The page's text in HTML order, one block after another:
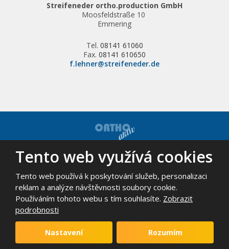
Streifeneder ortho.production GmbH
Moosfeldstraße 10
Emmering
Tel. 08141 61060
Fax. 08141 610650
f.lehner@streifeneder.de
© 2026, ORTHO-AKTIV, spol. s r.o. - všechna práva vyhrazena
Mapa stránek | Podmínky použití
VYROBILA
Tento web je chráněn pomocí Google ReCAPTCHA a platí pro něj
zásady ochrany osobních údajů a smluvní podmínky
Tento web využívá cookies
Tento web používá k poskytování služeb, personalizaci
reklam a analýze návštěvnosti soubory cookie.
Používáním tohoto webu s tím souhlasíte. Zobrazit
podrobnosti
Nastavení Rozumím